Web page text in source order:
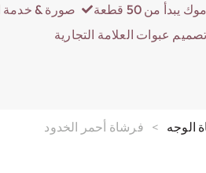
موك يبدأ من 50 قطعة صورة & خدمة
تصميم عبوات العلامة التجارية
الوجه > فرشاة أحمر الخدود